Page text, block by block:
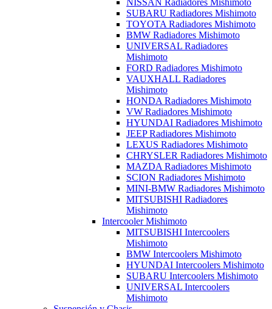
NISSAN Radiadores Mishimoto
SUBARU Radiadores Mishimoto
TOYOTA Radiadores Mishimoto
BMW Radiadores Mishimoto
UNIVERSAL Radiadores
Mishimoto
FORD Radiadores Mishimoto
VAUXHALL Radiadores
Mishimoto
HONDA Radiadores Mishimoto
VW Radiadores Mishimoto
HYUNDAI Radiadores Mishimoto
JEEP Radiadores Mishimoto
LEXUS Radiadores Mishimoto
CHRYSLER Radiadores Mishimoto
MAZDA Radiadores Mishimoto
SCION Radiadores Mishimoto
MINI-BMW Radiadores Mishimoto
MITSUBISHI Radiadores
Mishimoto
Intercooler Mishimoto
MITSUBISHI Intercoolers
Mishimoto
BMW Intercoolers Mishimoto
HYUNDAI Intercoolers Mishimoto
SUBARU Intercoolers Mishimoto
UNIVERSAL Intercoolers
Mishimoto